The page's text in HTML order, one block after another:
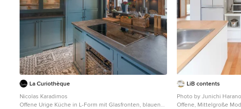
La Curiothèque
Nicolas Karadimos
Offene Urige Küche in L-Form mit Glasfronten, blauen
LiB contents
Photo by Junichi Harano
Offene, Mittelgroße